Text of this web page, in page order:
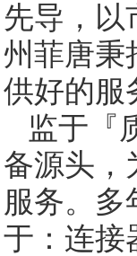
先导，以
州菲唐秉
供好的服
监于『
备源头，
服务。 多
于：连接